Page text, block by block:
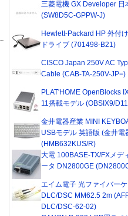
三菱電機 GX Developer 日
(SW8D5C-GPPW-J)
Hewlett-Packard HP 外付
ドライブ (701498-B21)
CISCO Japan 250V AC
Cable (CAB-TA-250V-JP=)
PLAT'HOME OpenBlocks
11搭載モデル (OBSIX9/
金井電器産業 MINI
USBモデル 英語版 (金井電
(HMB632KUS/R)
大電 100BASE-TX/FXメデ
ータ DN2800GE
エイム電子 光ファイバー
DLC/DSC MM62.5 2m
DLC/DSC-62-02)